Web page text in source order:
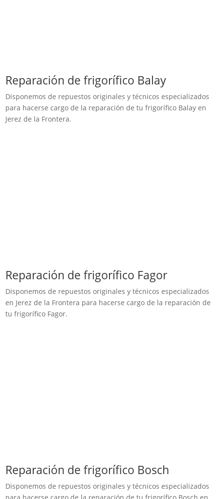
Reparación de frigorífico Balay
Disponemos de repuestos originales y técnicos especializados
para hacerse cargo de la reparación de tu frigorífico Balay en
Jerez de la Frontera.
Reparación de frigorífico Fagor
Disponemos de repuestos originales y técnicos especializados
en Jerez de la Frontera para hacerse cargo de la reparación de
tu frigorífico Fagor.
Reparación de frigorífico Bosch
Disponemos de repuestos originales y técnicos especializados